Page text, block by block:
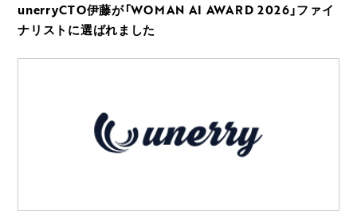
unerryCTO伊藤が「WOMAN AI AWARD 2026」ファイ
ナリストに選ばれました